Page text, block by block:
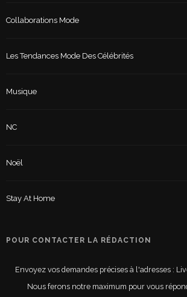
Collaborations Mode
Les Tendances Mode Des Célébrités
Musique
NC
Noël
Stay At Home
POUR CONTACTER LA RÉDACTION
Envoyez vos demandes précises à l'adresses :
Nous ferons notre maximum pour vous